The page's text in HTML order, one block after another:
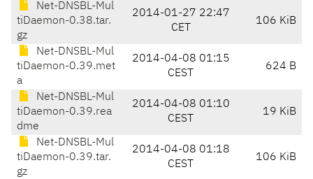
Net-DNSBL-Mul
tiDaemon-0.38.tar.
gz
2014-01-27 22:47
CET
106 KiB
Net-DNSBL-Mul
tiDaemon-0.39.met
a
2014-04-08 01:15
CEST
624 B
Net-DNSBL-Mul
tiDaemon-0.39.rea
dme
2014-04-08 01:10
CEST
19 KiB
Net-DNSBL-Mul
tiDaemon-0.39.tar.
gz
2014-04-08 01:18
CEST
106 KiB